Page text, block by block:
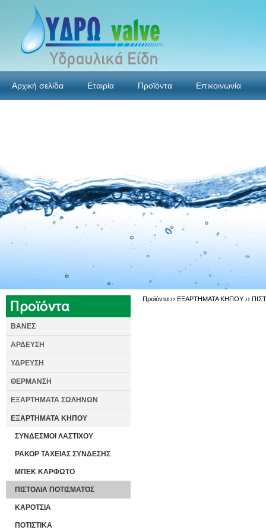
Αρχική σελίδα Εταιρία Προϊόντα Επικοινωνία
ΒΑΝΕΣ
ΑΡΔΕΥΣΗ
ΥΔΡΕΥΣΗ
ΘΕΡΜΑΝΣΗ
ΕΞΑΡΤΗΜΑΤΑ ΣΩΛΗΝΩΝ
ΕΞΑΡΤΗΜΑΤΑ ΚΗΠΟΥ
ΣΥΝΔΕΣΜΟΙ ΛΑΣΤΙΧΟΥ
ΡΑΚΟΡ ΤΑΧΕΙΑΣ ΣΥΝΔΕΣΗΣ
ΜΠΕΚ ΚΑΡΦΩΤΟ
ΠΙΣΤΟΛΙΑ ΠΟΤΙΣΜΑΤΟΣ
ΚΑΡΟΤΣΙΑ
ΠΟΤΙΣΤΙΚΑ
Προϊόντα ›› ΕΞΑΡΤΗΜΑΤΑ ΚΗΠΟΥ ››